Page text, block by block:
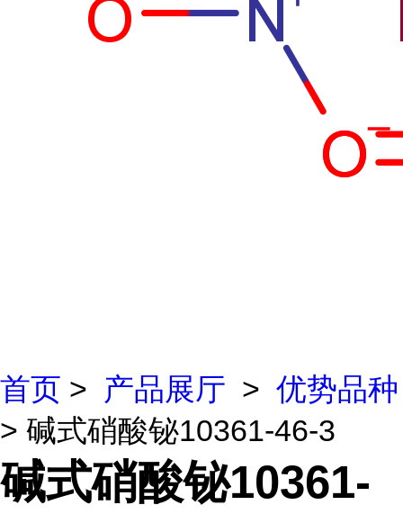
首页 > 产品展厅 > 优势品种
> 碱式硝酸铋10361-46-3
碱式硝酸铋10361-